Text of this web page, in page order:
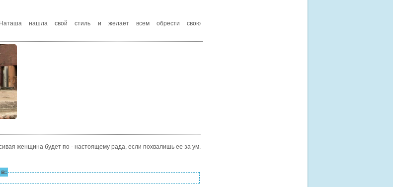
Наташа нашла свой стиль и желает всем обрести свою
женщина будет по - настоящему рада, если похвалишь ее за ум.